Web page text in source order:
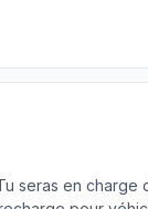
seras en charge